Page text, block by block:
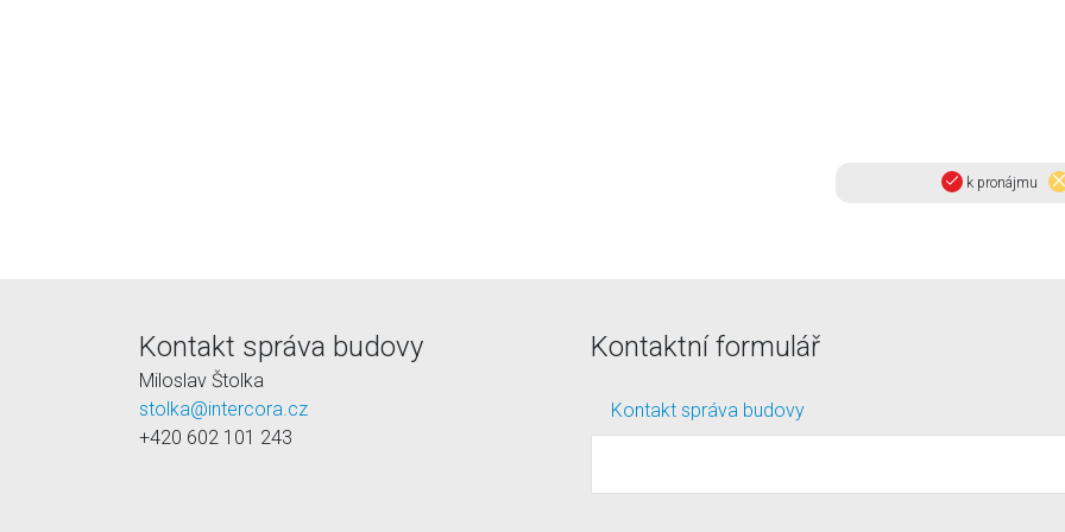
k pronájmu
Kontakt správa budovy
Miloslav Štolka
stolka@intercora.cz
+420 602 101 243
Kontaktní formulář
Kontakt správa budovy